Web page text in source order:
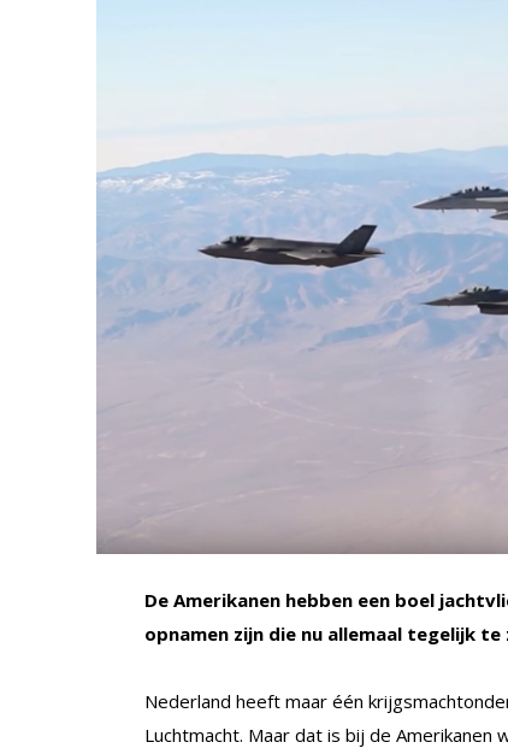
De Amerikanen hebben een boel
opnamen zijn die nu allemaal tegelijk te
Nederland heeft maar één
Luchtmacht. Maar dat is bij de Amerikanen